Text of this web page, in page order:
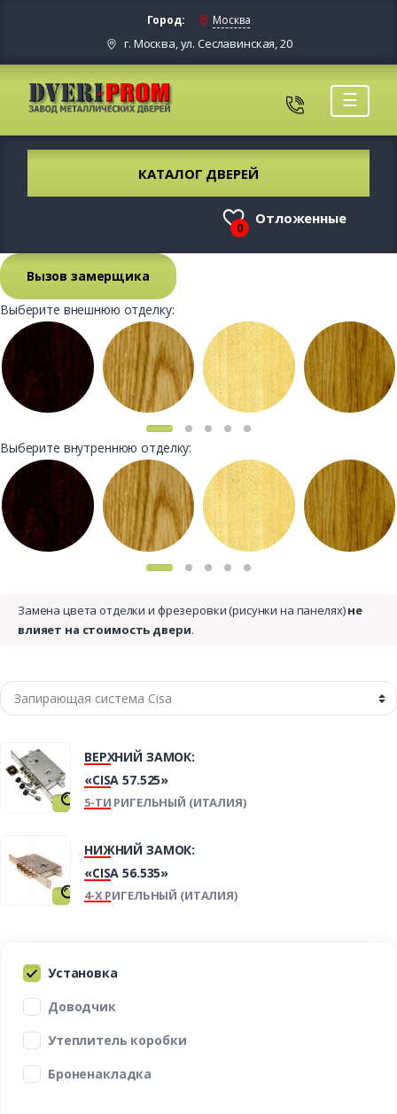
Город: Москва
г. Москва, ул. Сеславинская, 20
☰
КАТАЛОГ ДВЕРЕЙ
0
Отложенные
Вызов замерщика
Выберите внешнюю отделку:
Выберите внутреннюю отделку:
Замена цвета отделки и фрезеровки (рисунки на панелях)не
влияет на стоимость двери.
ВЕРХНИЙ ЗАМОК:
«CISA 57.525»
5-ТИ РИГЕЛЬНЫЙ (ИТАЛИЯ)
НИЖНИЙ ЗАМОК:
«CISA 56.535»
4-Х РИГЕЛЬНЫЙ (ИТАЛИЯ)
Установка
Доводчик
Утеплитель коробки
Броненакладка